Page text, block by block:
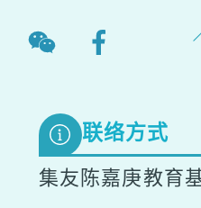
联络方式
集友陈嘉庚教育